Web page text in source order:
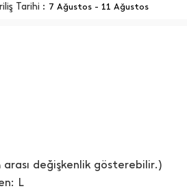
Tarihi : 7 Ağustos - 11 Ağustos
değişkenlik gösterebilir.)
L